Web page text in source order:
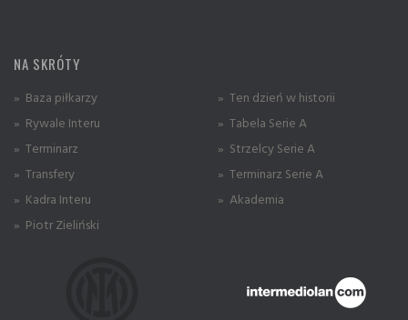
NA SKRÓTY
» Baza piłkarzy
» Rywale Interu
» Terminarz
» Transfery
» Kadra Interu
» Piotr Zieliński
» Ten dzień w historii
» Tabela Serie A
» Strzelcy Serie A
» Terminarz Serie A
» Akademia